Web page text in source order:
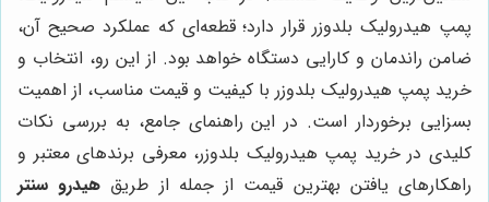
پمپ هیدرولیک بلدوزر قرار دارد؛ قطعه‌ای که عملکرد صحیح آن،
ضامن راندمان و کارایی دستگاه خواهد بود. از این رو، انتخاب و
خرید پمپ هیدرولیک بلدوزر با کیفیت و قیمت مناسب، از اهمیت
بسزایی برخوردار است. در این راهنمای جامع، به بررسی نکات
کلیدی در خرید پمپ هیدرولیک بلدوزر، معرفی برندهای معتبر و
راهکارهای یافتن بهترین قیمت از جمله از طریق هیدرو سنتر